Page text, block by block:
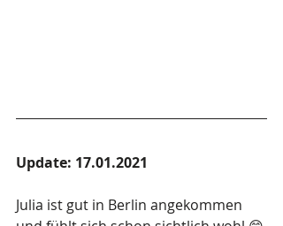
Update: 17.01.2021
Julia ist gut in Berlin angekommen